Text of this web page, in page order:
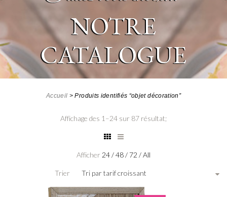
NOTRE
CATALOGUE
Accueil > Produits identifiés “objet décoration”
Affichage des 1–24 sur 87 résultat;
Afficher 24/48/ 72 /All
Trier Tri par tarif croissant